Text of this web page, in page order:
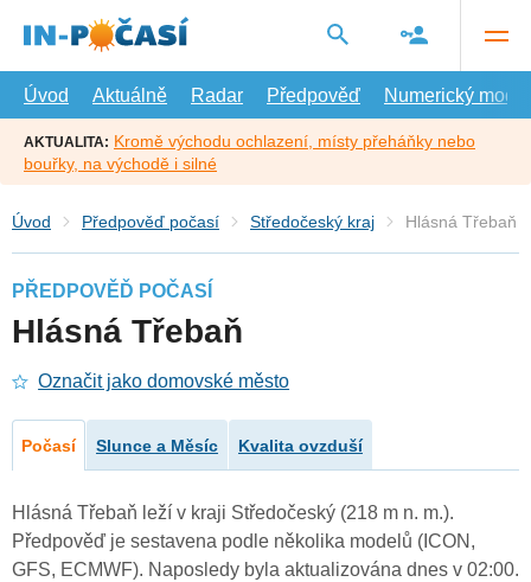
hlavní
Úvod
Aktuálně Radar Předpověď Numerický model
AKTUALITA: Kromě východu ochlazení, místy přeháňky nebo
bouřky, na východě i silné
Úvod Předpověď počasí Středočeský kraj Hlásná Třebaň
PŘEDPOVĚĎ POČASÍ
Hlásná Třebaň
Označit jako domovské město
Počasí Slunce a Měsíc Kvalita ovzduší
Hlásná Třebaň leží v kraji Středočeský (218 m n. m.).
Předpověď je sestavena podle několika modelů (ICON,
GFS, ECMWF). Naposledy byla aktualizována dnes v 02:00.